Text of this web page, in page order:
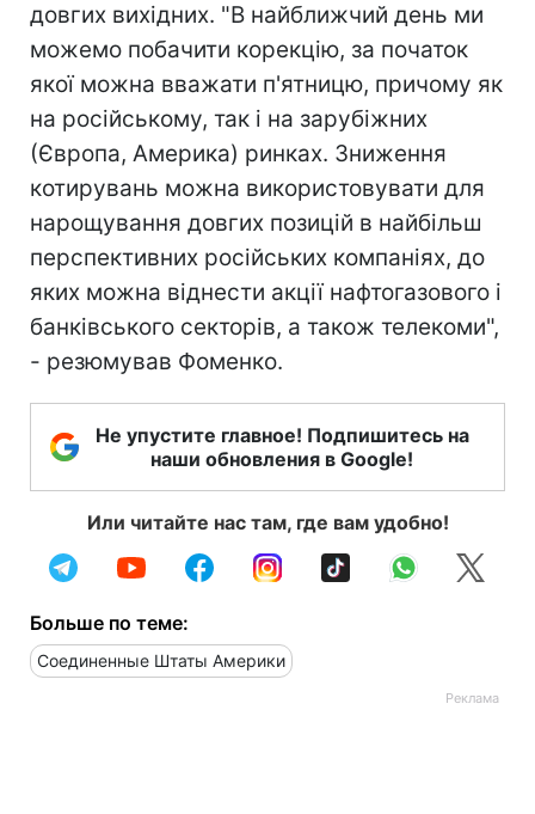
довгих вихідних. "В найближчий день ми
можемо побачити корекцію, за початок
якої можна вважати п'ятницю, причому як
на російському, так і на зарубіжних
(Європа, Америка) ринках. Зниження
котирувань можна використовувати для
нарощування довгих позицій в найбільш
перспективних російських компаніях, до
яких можна віднести акції нафтогазового і
банківського секторів, а також телекоми",
- резюмував Фоменко.
Не упустите главное! Подпишитесь на
наши обновления в Google!
Или читайте нас там, где вам удобно!
Больше по теме:
Соединенные Штаты Америки